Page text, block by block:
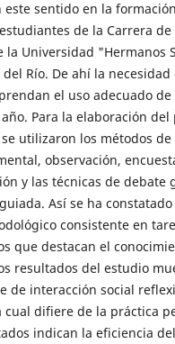
este sentido en la
de la Carrera de
la Universidad "Hermanos
Río. De ahí la necesidad
el uso adecuado
Para la elaboración del
utilizaron los métodos
observación,
y las técnicas de debate
Así se ha
consistente en
que destacan el
resultados del estudio
de interacción social
cual difiere de la práctica
indican la eficiencia